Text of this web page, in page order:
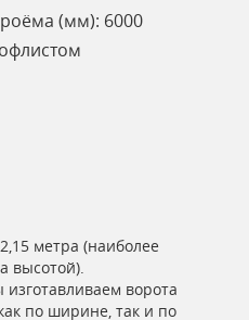
(мм): 6000
метра (наиболее
высотой).
ворота
по ширине, так и по